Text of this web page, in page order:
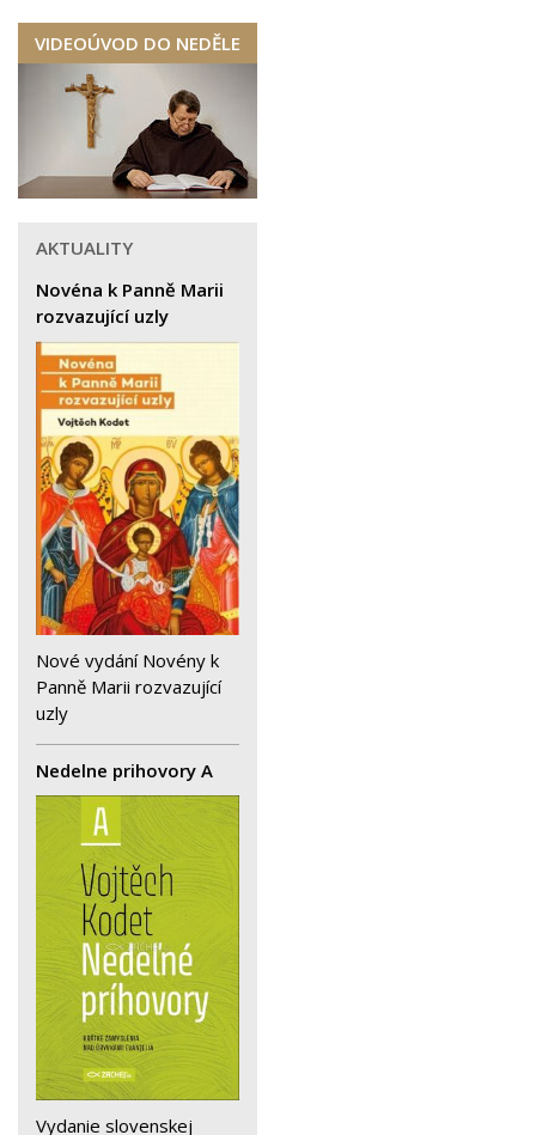
VIDEOÚVOD DO NEDĚLE
AKTUALITY
Novéna k Panně Marii
rozvazující uzly
Nové vydání Novény k
Panně Marii rozvazující
uzly
Nedelne prihovory A
Vydanie slovenskej